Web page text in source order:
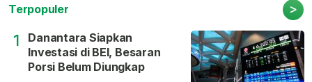
Terpopuler >
1
Danantara Siapkan
Investasi di BEI, Besaran
Porsi Belum Diungkap